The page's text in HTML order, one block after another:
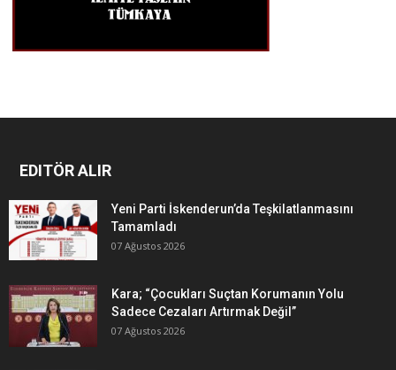
EDITÖR ALIR
Yeni Parti İskenderun’da Teşkilatlanmasını
Tamamladı
07 Ağustos 2026
Kara; “Çocukları Suçtan Korumanın Yolu
Sadece Cezaları Artırmak Değil”
07 Ağustos 2026